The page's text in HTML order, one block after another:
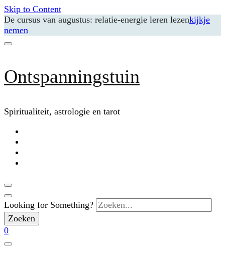
Skip to Content
De cursus van augustus: relatie-energie leren lezenkijkje
nemen
Ontspanningstuin
Spiritualiteit, astrologie en tarot
Looking for Something?
0